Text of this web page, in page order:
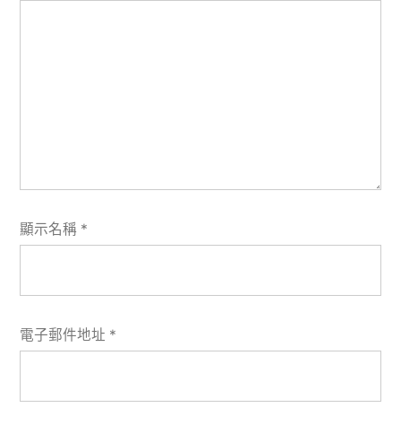
顯示名稱 *
電子郵件地址 *